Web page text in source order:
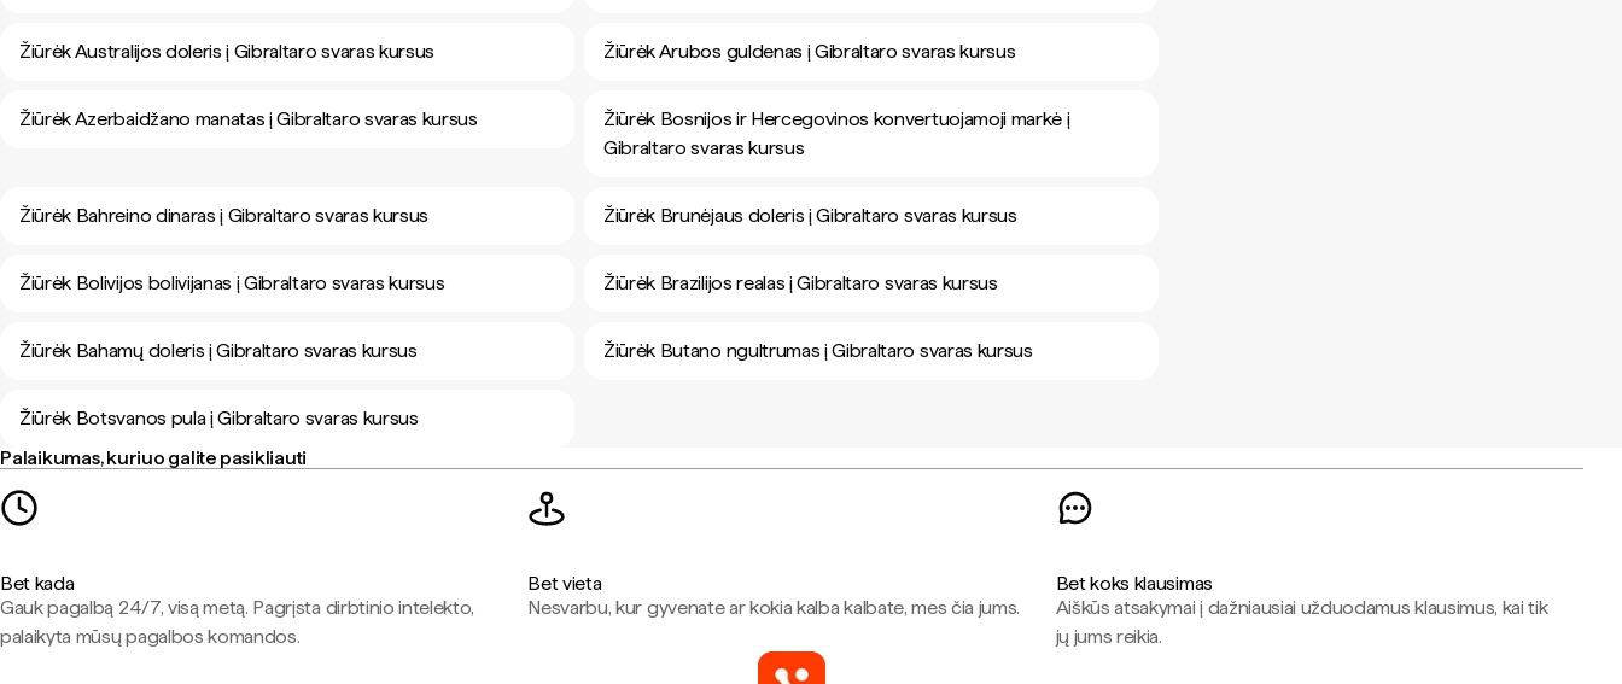
Žiūrėk Australijos doleris į Gibraltaro svaras kursus Žiūrėk Arubos guldenas į Gibraltaro svaras kursus
Žiūrėk Azerbaidžano manatas į Gibraltaro svaras kursus
Žiūrėk Bosnijos ir Hercegovinos konvertuojamoji markė į
Gibraltaro svaras kursus
Žiūrėk Bahreino dinaras į Gibraltaro svaras kursus Žiūrėk Brunėjaus doleris į Gibraltaro svaras kursus
Žiūrėk Bolivijos bolivijanas į Gibraltaro svaras kursus Žiūrėk Brazilijos realas į Gibraltaro svaras kursus
Žiūrėk Bahamų doleris į Gibraltaro svaras kursus Žiūrėk Butano ngultrumas į Gibraltaro svaras kursus
Žiūrėk Botsvanos pula į Gibraltaro svaras kursus
Palaikumas, kuriuo galite pasikliauti
Bet kada
Gauk pagalbą 24/7, visą metą. Pagrįsta dirbtinio intelekto,
palaikyta mūsų pagalbos komandos.
Bet vieta
Nesvarbu, kur gyvenate ar kokia kalba kalbate, mes čia jums.
Bet koks klausimas
Aiškūs atsakymai į dažniausiai užduodamus klausimus, kai tik
jų jums reikia.